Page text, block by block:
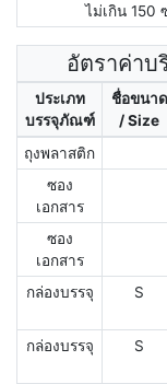
ไม่เกิน 150
อัตราค่าบ
ประเภท
บรรจุภัณฑ์
ชื่อขนาด
/ Size
ถุงพลาสติก
ซอง
เอกสาร
ซอง
เอกสาร
กล่องบรรจุ S
กล่องบรรจุ S